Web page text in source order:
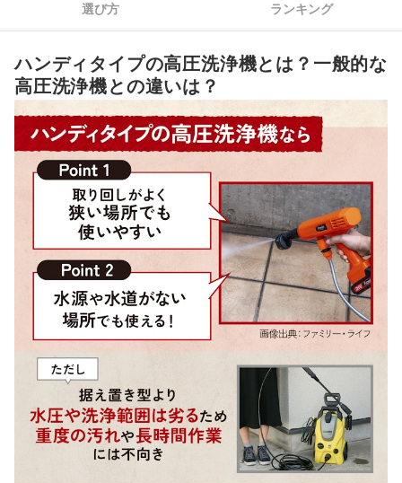
ヒロ・コーポレーション｜モバイル高圧洗浄機
水方式最大1.5MPaの3段階の水圧設定と5モード切替ノズル
他 8 商品
設計を選択しよう
5 選ぼう
ハンディタイプの高圧洗浄機全350商品おすすめ人気ランキング
ハンディタイプの高圧洗浄機を安全かつ効果的に使うには？
集合住宅やベランダで使う際の騒音・水はね対策は？
ハンディタイプの高圧洗浄機の売れ筋ランキングもチェック！
選び方 ランキング
ハンディタイプの高圧洗浄機とは？一般的な
高圧洗浄機との違いは？